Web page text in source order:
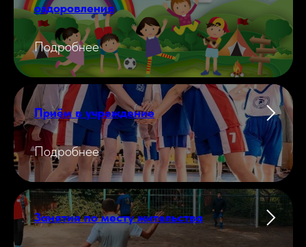
оздоровления
Подробнее
Приём в учреждение
Подробнее
Занятия по месту жительства